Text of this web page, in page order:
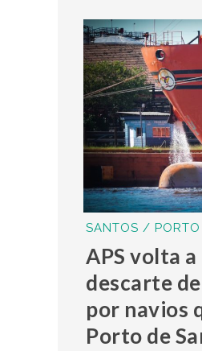
SANTOS / PORTO
APS volta
descarte
por navios
Porto de